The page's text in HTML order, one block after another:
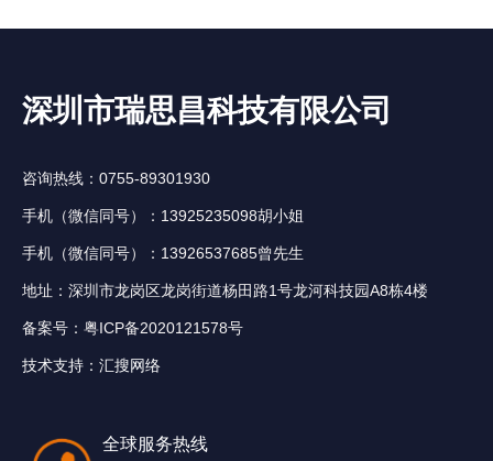
深圳市瑞思昌科技有限公司
咨询热线：0755-89301930
手机（微信同号）：13925235098胡小姐
手机（微信同号）：13926537685曾先生
地址：深圳市龙岗区龙岗街道杨田路1号龙河科技园A8栋4楼
备案号： 粤ICP备2020121578号
技术支持： 汇搜网络
全球服务热线